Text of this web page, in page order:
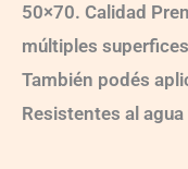
50×70. Calidad
múltiples
También podés
Resistentes al